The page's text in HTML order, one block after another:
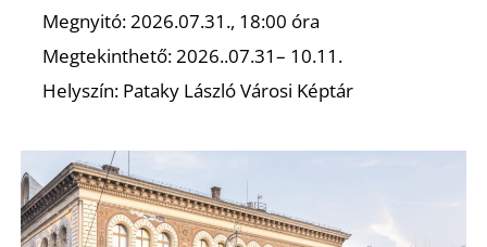
Megnyitó: 2026.07.31., 18:00 óra
Megtekinthető: 2026..07.31– 10.11.
Helyszín: Pataky László Városi Képtár